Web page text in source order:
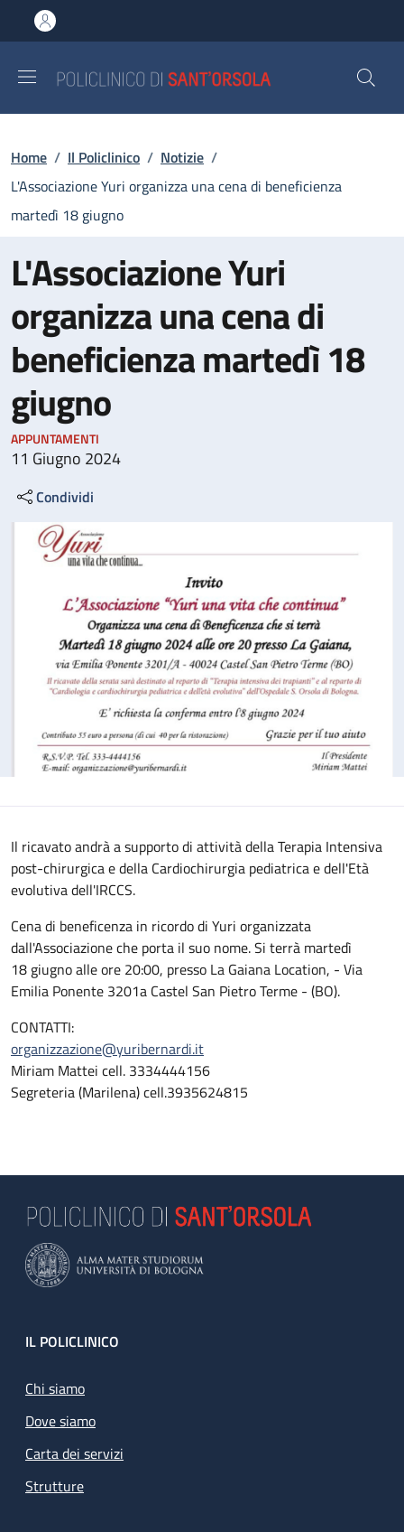
al contenuto principale
to footer content
Briciole di pane
Home / Il Policlinico / Notizie /
L'Associazione Yuri organizza una cena di beneficienza
martedì 18 giugno
L'Associazione Yuri
organizza una cena di
beneficienza martedì 18
giugno
APPUNTAMENTI
11 Giugno 2024
Condividi
Il ricavato andrà a supporto di attività della Terapia Intensiva
post-chirurgica e della Cardiochirurgia pediatrica e dell'Età
evolutiva dell'IRCCS.
Cena di beneficenza in ricordo di Yuri organizzata
dall'Associazione che porta il suo nome. Si terrà martedì
18 giugno alle ore 20:00, presso La Gaiana Location, - Via
Emilia Ponente 3201a Castel San Pietro Terme - (BO).
CONTATTI:
organizzazione@yuribernardi.it
Miriam Mattei cell. 3334444156
Segreteria (Marilena) cell.3935624815
Footer
IL POLICLINICO
Chi siamo
Dove siamo
Carta dei servizi
Strutture